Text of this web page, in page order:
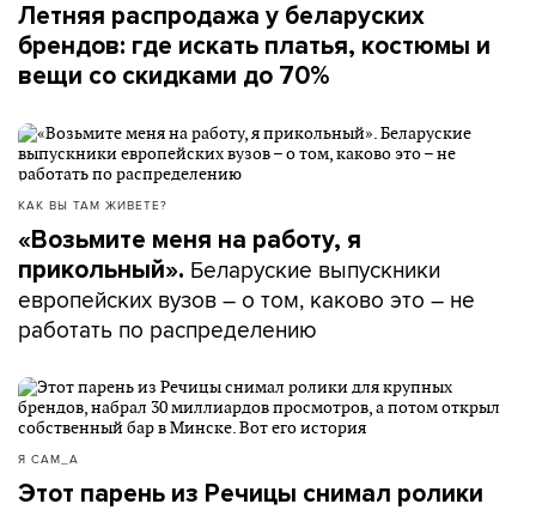
Летняя распродажа у беларуских
брендов: где искать платья, костюмы и
вещи со скидками до 70%
КАК ВЫ ТАМ ЖИВЕТЕ?
«Возьмите меня на работу, я
прикольный». Беларуские выпускники
европейских вузов – о том, каково это – не
работать по распределению
Я САМ_А
Этот парень из Речицы снимал ролики